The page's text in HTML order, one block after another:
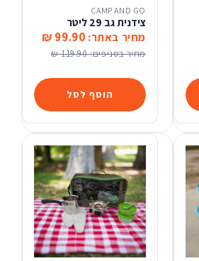
הוסף לסל
CAMP AND GO
צידנית גב 29 ליטר
מחיר באתר: 99.90 ₪
מחיר בסניפים:119.90 ₪